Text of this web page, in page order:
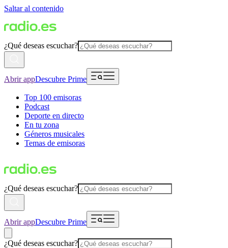
Saltar al contenido
¿Qué deseas escuchar?
Abrir appDescubre Prime
Top 100 emisoras
Podcast
Deporte en directo
En tu zona
Géneros musicales
Temas de emisoras
¿Qué deseas escuchar?
Abrir appDescubre Prime
¿Qué deseas escuchar?